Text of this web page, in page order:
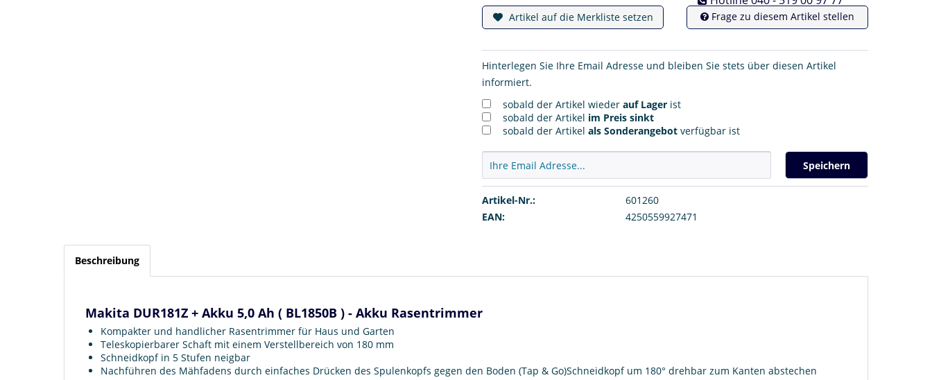
Artikel auf die Merkliste setzen Frage zu diesem Artikel stellen
Hinterlegen Sie Ihre Email Adresse und bleiben Sie stets über diesen Artikel
informiert.
sobald der Artikel wiederauf Lager ist
sobald der Artikel im Preis sinkt
sobald der Artikelals Sonderangebot verfügbar ist
Speichern
Artikel-Nr.:
601260
EAN:
4250559927471
Beschreibung
Makita DUR181Z + Akku 5,0 Ah ( BL1850B ) - Akku Rasentrimmer
Kompakter und handlicher Rasentrimmer für Haus und Garten
Teleskopierbarer Schaft mit einem Verstellbereich von 180 mm
Schneidkopf in 5 Stufen neigbar
Nachführen des Mähfadens durch einfaches Drücken des Spulenkopfs gegen den Boden (Tap & Go)Schneidkopf um 180° drehbar zum Kanten abstechen